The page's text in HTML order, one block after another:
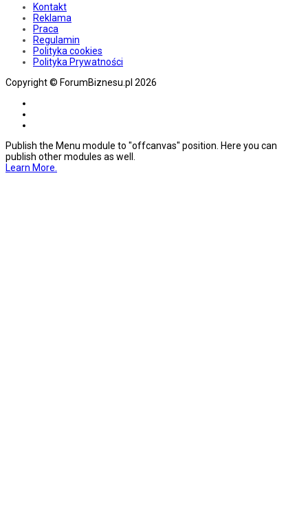
Kontakt
Reklama
Praca
Regulamin
Polityka cookies
Polityka Prywatności
Copyright © ForumBiznesu.pl 2026
Publish the Menu module to "offcanvas" position. Here you can
publish other modules as well.
Learn More.